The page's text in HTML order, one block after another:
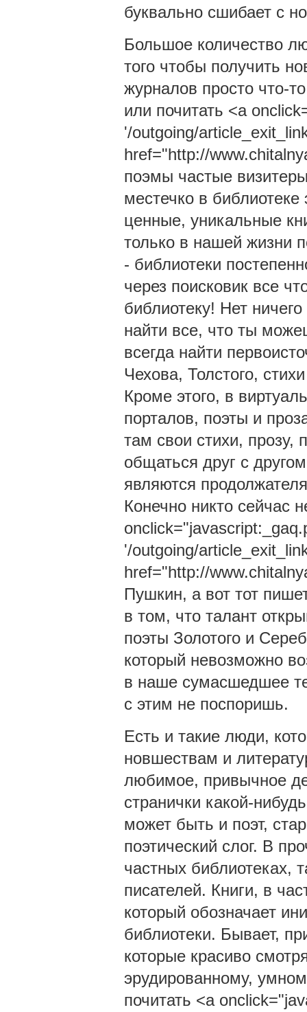
буквально сшибает с
Большое количество
того чтобы получить
журналов просто что-
или почитать <a
'/outgoing/
href="http://
поэмы частые
местечко в
ценные, уникальные
только в нашей жизни
- библиотеки
через поисковик все
библиотеку! Нет
найти все, что ты
всегда найти
Чехова, Толстого,
Кроме этого, в
порталов, поэты и
там свои стихи, прозу,
общаться друг с
являются
Конечно никто сейчас
'/outgoing/
href="http://
Пушкин, а вот тот
в том, что талант
поэты Золотого и
который невозможно
в наше сумасшедшее
с этим не поспоришь.
Есть и такие люди,
новшествам и
любимое, привычное
странички какой-
может быть и поэт,
поэтический слог. В
частных библиотеках,
писателей. Книги, в
который обозначает
библиотеки. Бывает,
которые красиво
эрудированному,
почитать <a